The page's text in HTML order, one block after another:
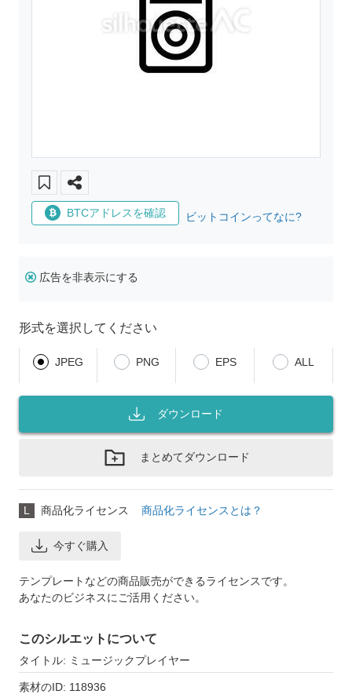
BTCアドレスを確認 ビットコインってなに?
広告を非表示にする
形式を選択してください
JPEG PNG EPS ALL
ダウンロード
まとめてダウンロード
L 商品化ライセンス 商品化ライセンスとは？
今すぐ購入
テンプレートなどの商品販売ができるライセンスです。
あなたのビジネスにご活用ください。
このシルエットについて
タイトル: ミュージックプレイヤー
素材のID: 118936